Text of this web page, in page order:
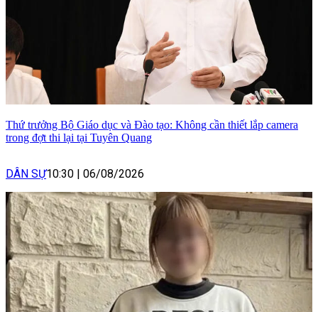
Thứ trưởng Bộ Giáo dục và Đào tạo: Không cần thiết lắp camera
trong đợt thi lại tại Tuyên Quang
DÂN SỰ10:30 06/08/2026